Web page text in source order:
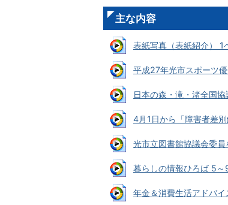
主な内容
表紙写真（表紙紹介）
平成27年光市スポーツ
日本の森・滝・渚全国
4月1日から「障害者差
光市立図書館協議会委
暮らしの情報ひろば 5
年金＆消費生活アドバ